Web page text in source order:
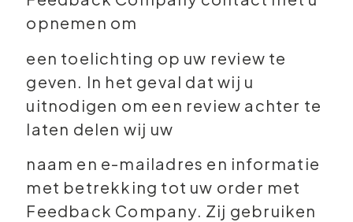
opnemen om
een toelichting op uw review te
geven. In het geval dat wij u
uitnodigen om een review achter te
laten delen wij uw
naam en e-mailadres en informatie
met betrekking tot uw order met
Feedback Company. Zij gebruiken